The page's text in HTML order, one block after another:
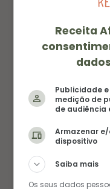
Como Fazer
Receita
Publicidade
medição de
de audiência
Armazenar
dispositivo
Saiba mais
Os seus dados